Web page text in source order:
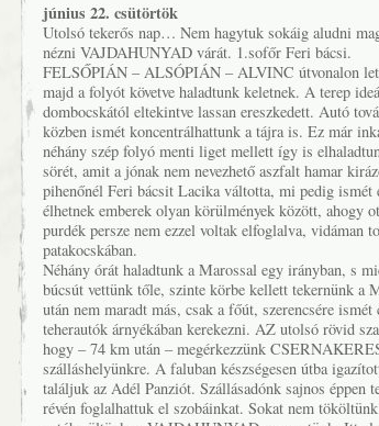
június 22. csütörtök
Utolsó tekerős nap… Nem hagytuk sokáig aludni
nézni VAJDAHUNYAD várát. 1.sofőr Feri bácsi.
FELSŐPIÁN – ALSÓPIÁN – ALVINC útvonalon
majd a folyót követve haladtunk keletnek. A terep
dombocskától eltekintve lassan ereszkedett. Autó
közben ismét koncentrálhattunk a tájra is. Ez már
néhány szép folyó menti liget mellett így is
sörét, amit a jónak nem nevezhető aszfalt hamar
pihenőnél Feri bácsit Lacika váltotta, mi pedig
élhetnek emberek olyan körülmények között, ahogy
purdék persze nem ezzel voltak elfoglalva, vidáman
patakocskában.
Néhány órát haladtunk a Marossal egy irányban, s
búcsút vettünk tőle, szinte körbe kellett tekernünk
után nem maradt más, csak a főút, szerencsére
teherautók árnyékában kerekezni. AZ utolsó rövid
hogy – 74 km után – megérkezzünk
szálláshelyünkre. A faluban készségesen útba
találjuk az Adél Panziót. Szállásadónk sajnos éppen
révén foglalhattuk el szobáinkat. Sokat nem